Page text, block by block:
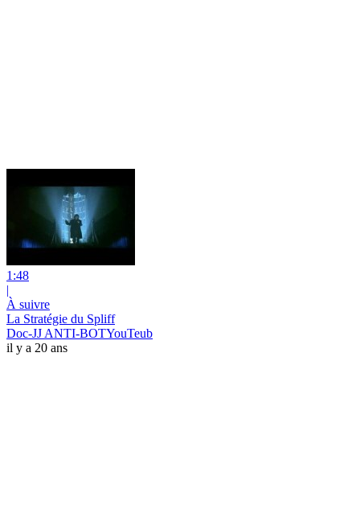
1:48
|
À suivre
La Stratégie du Spliff
Doc-JJ ANTI-BOTYouTeub
il y a 20 ans